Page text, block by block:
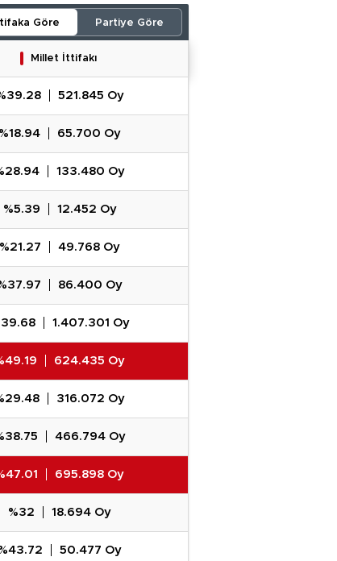
Göre Partiye Göre
Millet İttifakı
521.845 Oy
%18.94 65.700 Oy
133.480 Oy
%5.39 12.452 Oy
%21.27 49.768 Oy
86.400 Oy
1.407.301 Oy
624.435 Oy
316.072 Oy
466.794 Oy
695.898 Oy
%32 18.694 Oy
50.477 Oy